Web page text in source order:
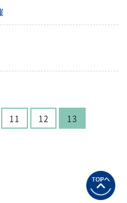
11 12 13